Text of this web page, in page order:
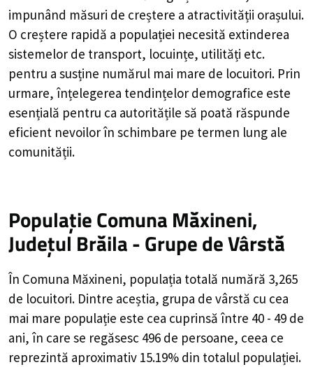
impunând măsuri de creștere a atractivității orașului.
O creștere rapidă a populației necesită extinderea
sistemelor de transport, locuințe, utilități etc.
pentru a susține numărul mai mare de locuitori. Prin
urmare, înțelegerea tendințelor demografice este
esențială pentru ca autoritățile să poată răspunde
eficient nevoilor în schimbare pe termen lung ale
comunității.
Populație Comuna Măxineni,
Județul Brăila - Grupe de Vârstă
În Comuna Măxineni, populația totală numără 3,265
de locuitori. Dintre aceștia, grupa de vârstă cu cea
mai mare populație este cea cuprinsă între 40 - 49 de
ani, în care se regăsesc 496 de persoane, ceea ce
reprezintă aproximativ 15.19% din totalul populației.